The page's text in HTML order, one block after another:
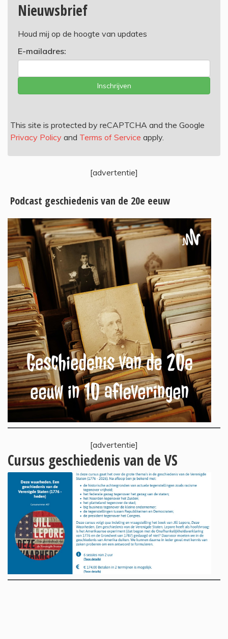
Nieuwsbrief
Houd mij op de hoogte van updates
E-mailadres:
Inschrijven
This site is protected by reCAPTCHA and the Google
Privacy Policy and Terms of Service apply.
[advertentie]
Podcast geschiedenis van de 20e eeuw
[advertentie]
Cursus geschiedenis van de VS